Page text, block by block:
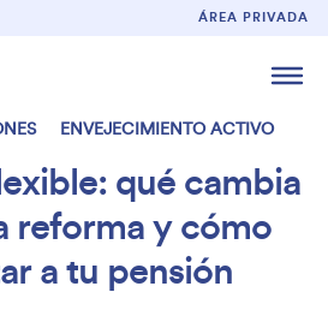
ÁREA PRIVADA
ENVEJECIMIENTO ACTIVO
qué cambia
reforma y cómo
a tu pensión